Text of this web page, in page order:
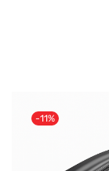
-11%